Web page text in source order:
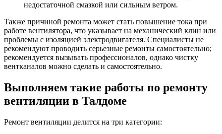
недостаточной смазкой или сильным ветром.
Также причиной ремонта может стать повышение тока при
работе вентилятора, что указывает на механический клин или
проблемы с изоляцией электродвигателя. Специалисты не
рекомендуют проводить серьезные ремонты самостоятельно;
рекомендуется вызывать профессионалов, однако чистку
вентканалов можно сделать и самостоятельно.
Выполняем такие работы по ремонту
вентиляции в Талдоме
Ремонт вентиляции делится на три категории: